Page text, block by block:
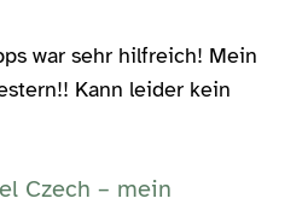
war sehr hilfreich! Mein
Kann leider kein
Czech – mein